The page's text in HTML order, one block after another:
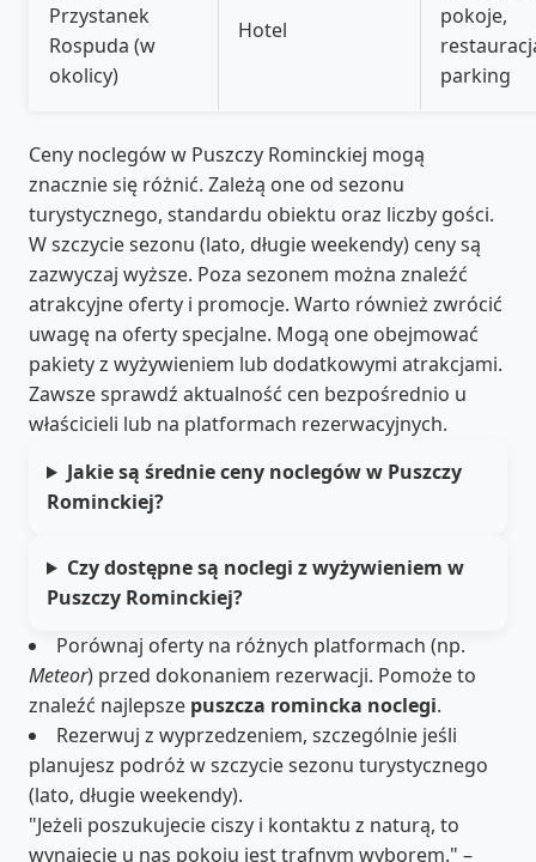
Przystanek
Rospuda (w
okolicy)
Hotel
pokoje,
parking
Ceny noclegów w Puszczy Rominckiej mogą
znacznie się różnić. Zależą one od sezonu
turystycznego, standardu obiektu oraz liczby gości.
W szczycie sezonu (lato, długie weekendy) ceny są
zazwyczaj wyższe. Poza sezonem można znaleźć
atrakcyjne oferty i promocje. Warto również zwrócić
uwagę na oferty specjalne. Mogą one obejmować
pakiety z wyżywieniem lub dodatkowymi atrakcjami.
Zawsze sprawdź aktualność cen bezpośrednio u
właścicieli lub na platformach rezerwacyjnych.
Jakie są średnie ceny noclegów w Puszczy
Rominckiej?
Czy dostępne są noclegi z wyżywieniem w
Puszczy Rominckiej?
Porównaj oferty na różnych platformach (np.
Meteor) przed dokonaniem rezerwacji. Pomoże to
znaleźć najlepsze puszcza romincka noclegi.
Rezerwuj z wyprzedzeniem, szczególnie jeśli
planujesz podróż w szczycie sezonu turystycznego
(lato, długie weekendy).
"Jeżeli poszukujecie ciszy i kontaktu z naturą, to
wynajęcie u nas pokoju jest trafnym wyborem." –